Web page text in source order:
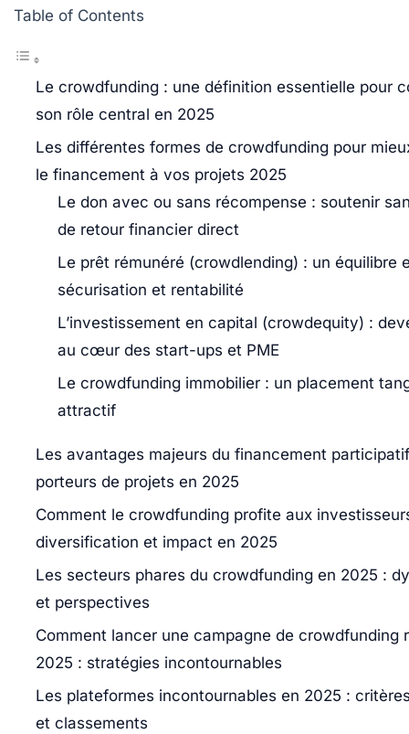
Table of Contents
Le crowdfunding : une définition essentielle pour
son rôle central en 2025
Les différentes formes de crowdfunding pour
le financement à vos projets 2025
Le don avec ou sans récompense : soutenir
de retour financier direct
Le prêt rémunéré (crowdlending) : un équilibre
sécurisation et rentabilité
L’investissement en capital (crowdequity) :
au cœur des start-ups et PME
Le crowdfunding immobilier : un placement
attractif
Les avantages majeurs du financement
porteurs de projets en 2025
Comment le crowdfunding profite aux
diversification et impact en 2025
Les secteurs phares du crowdfunding en 2025 :
et perspectives
Comment lancer une campagne de crowdfunding
2025 : stratégies incontournables
Les plateformes incontournables en 2025 :
et classements